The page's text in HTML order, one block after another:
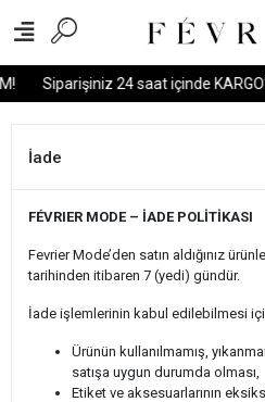
Siparişiniz 24 saat içinde
İade
FÉVRIER MODE – İADE POLİTİKASI
Fevrier Mode’den satın aldığınız
tarihinden itibaren 7 (yedi) gündür.
İade işlemlerinin kabul edilebilmesi
Ürünün kullanılmamış,
satışa uygun durumda olması,
Etiket ve aksesuarlarının